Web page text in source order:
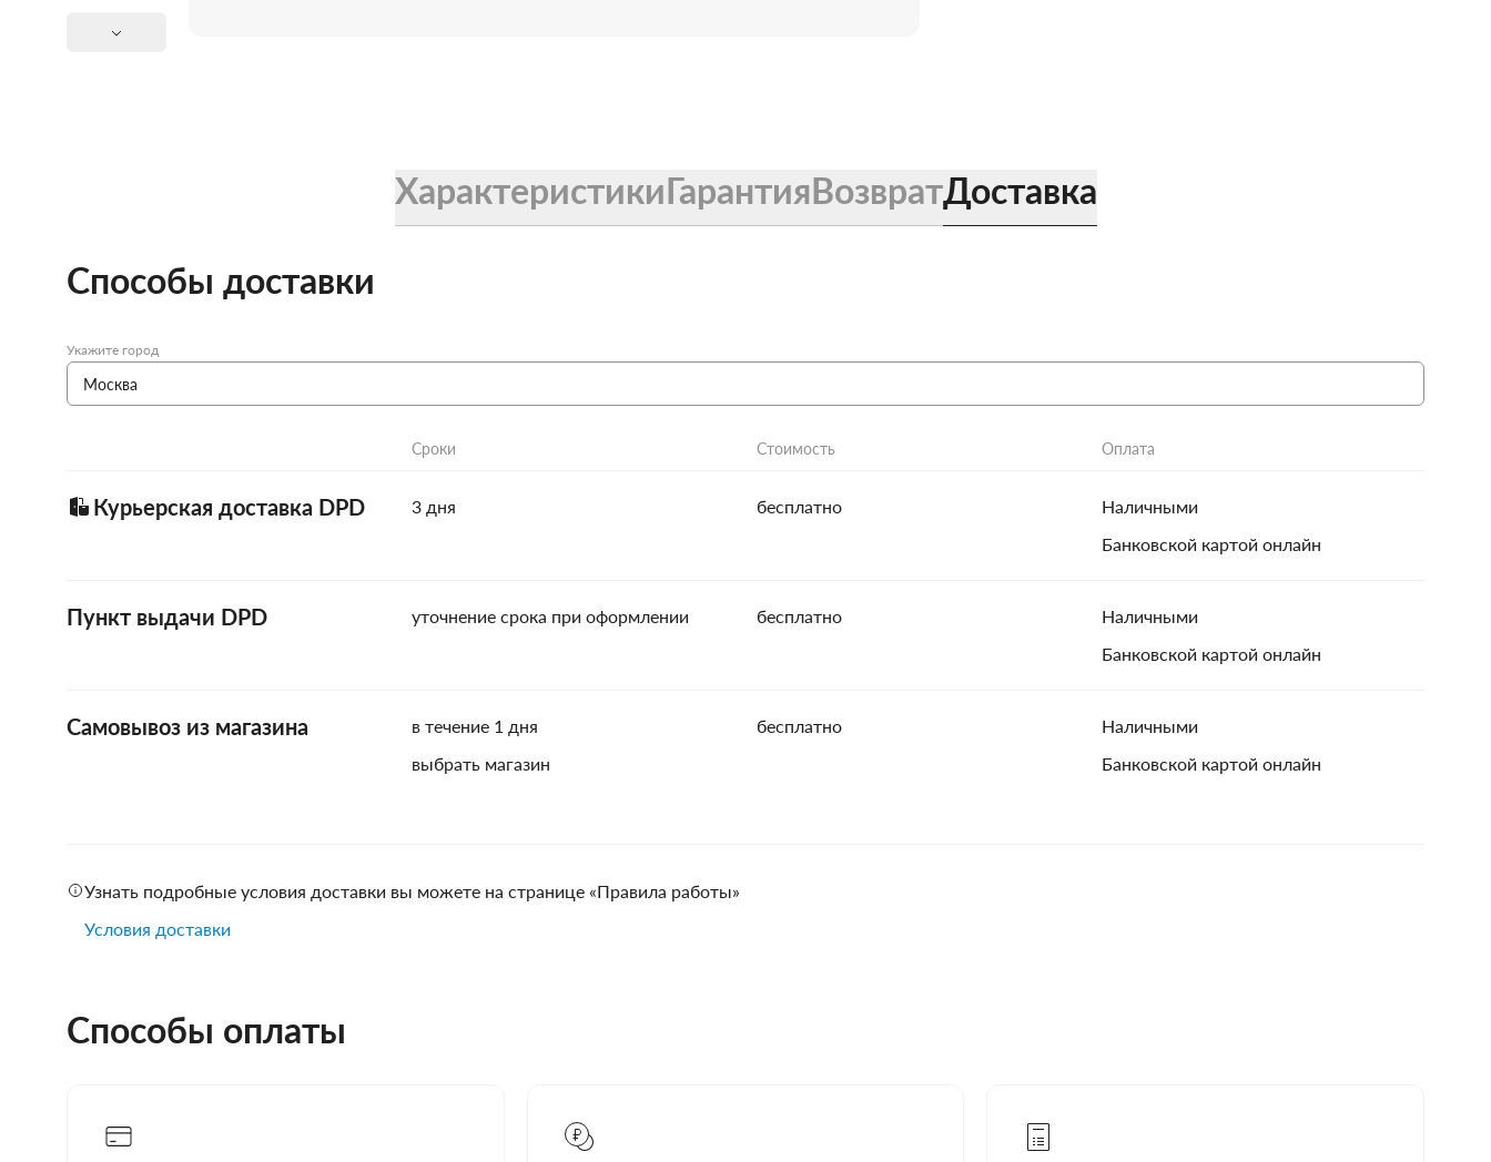
Купить подарочную карту
ХарактеристикиГарантияВозвратДоставка
Способы доставки
Укажите город
Сроки Стоимость Оплата
Курьерская доставка DPD 3 дня бесплатно
Наличными
Банковской картой онлайн
Пункт выдачи DPD уточнение срока при оформлении бесплатно
Наличными
Банковской картой онлайн
Самовывоз из магазина
в течение 1 дня
выбрать магазин
бесплатно
Наличными
Банковской картой онлайн
Узнать подробные условия доставки вы можете на странице «Правила работы»
Условия доставки
Способы оплаты